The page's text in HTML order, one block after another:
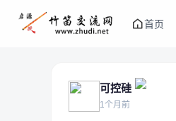
首页
可控硅
1个月前